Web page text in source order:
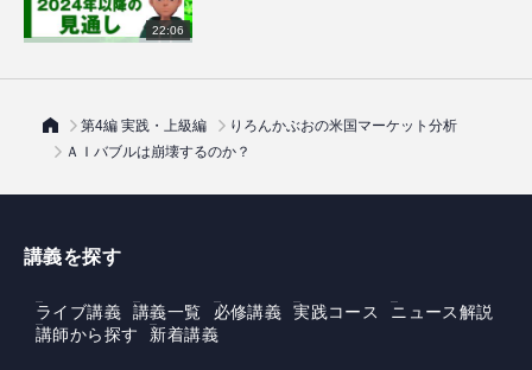
22:06
第4編 実践・上級編
りろんかぶおの米国マーケット分析
ＡＩバブルは崩壊するのか？
講義を探す
ライブ講義 講義一覧 必修講義 実践コース
ニュース解説
講師から探す
新着講義